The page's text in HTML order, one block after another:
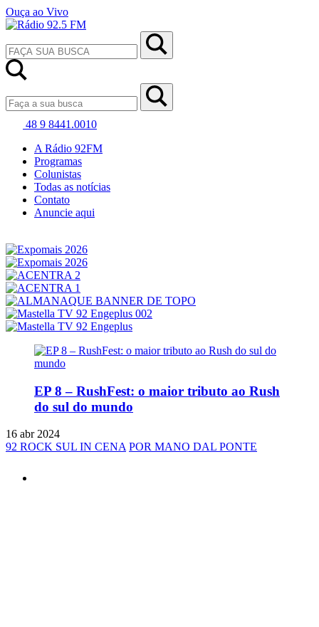
Ouça ao Vivo
48 9 8441.0010
A Rádio 92FM
Programas
Colunistas
Todas as notícias
Contato
Anuncie aqui
EP 8 – RushFest: o maior tributo ao Rush
do sul do mundo
16 abr 2024
92 ROCK SUL IN CENA POR MANO DAL PONTE